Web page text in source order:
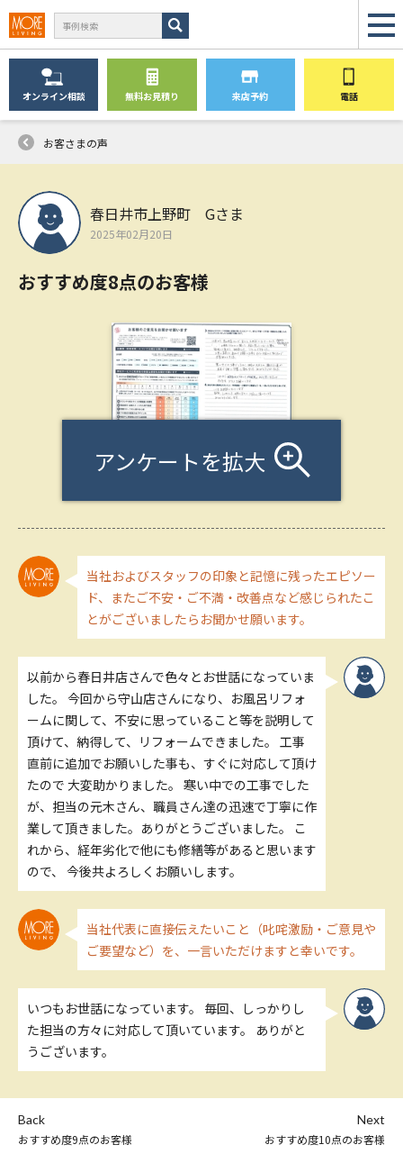
オンライン相談 無料お見積り 来店予約 電話
お客さまの声
春日井市上野町 Gさま
2025年02月20日
おすすめ度8点のお客様
アンケートを拡大
当社およびスタッフの印象と記憶に残ったエピソー
ド、またご不安・ご不満・改善点など感じられたこ
とがございましたらお聞かせ願います。
以前から春日井店さんで色々とお世話になっていま
した。 今回から守山店さんになり、お風呂リフォ
ームに関して、不安に思っていること等を説明して
頂けて、納得して、リフォームできました。 工事
直前に追加でお願いした事も、すぐに対応して頂け
たので 大変助かりました。 寒い中での工事でした
が、担当の元木さん、職員さん達の迅速で丁寧に作
業して頂きました。ありがとうございました。 こ
れから、経年劣化で他にも修繕等があると思います
ので、 今後共よろしくお願いします。
当社代表に直接伝えたいこと（叱咤激励・ご意見や
ご要望など）を、一言いただけますと幸いです。
いつもお世話になっています。 毎回、しっかりし
た担当の方々に対応して頂いています。 ありがと
うございます。
Back
おすすめ度9点のお客様
Next
おすすめ度10点のお客様